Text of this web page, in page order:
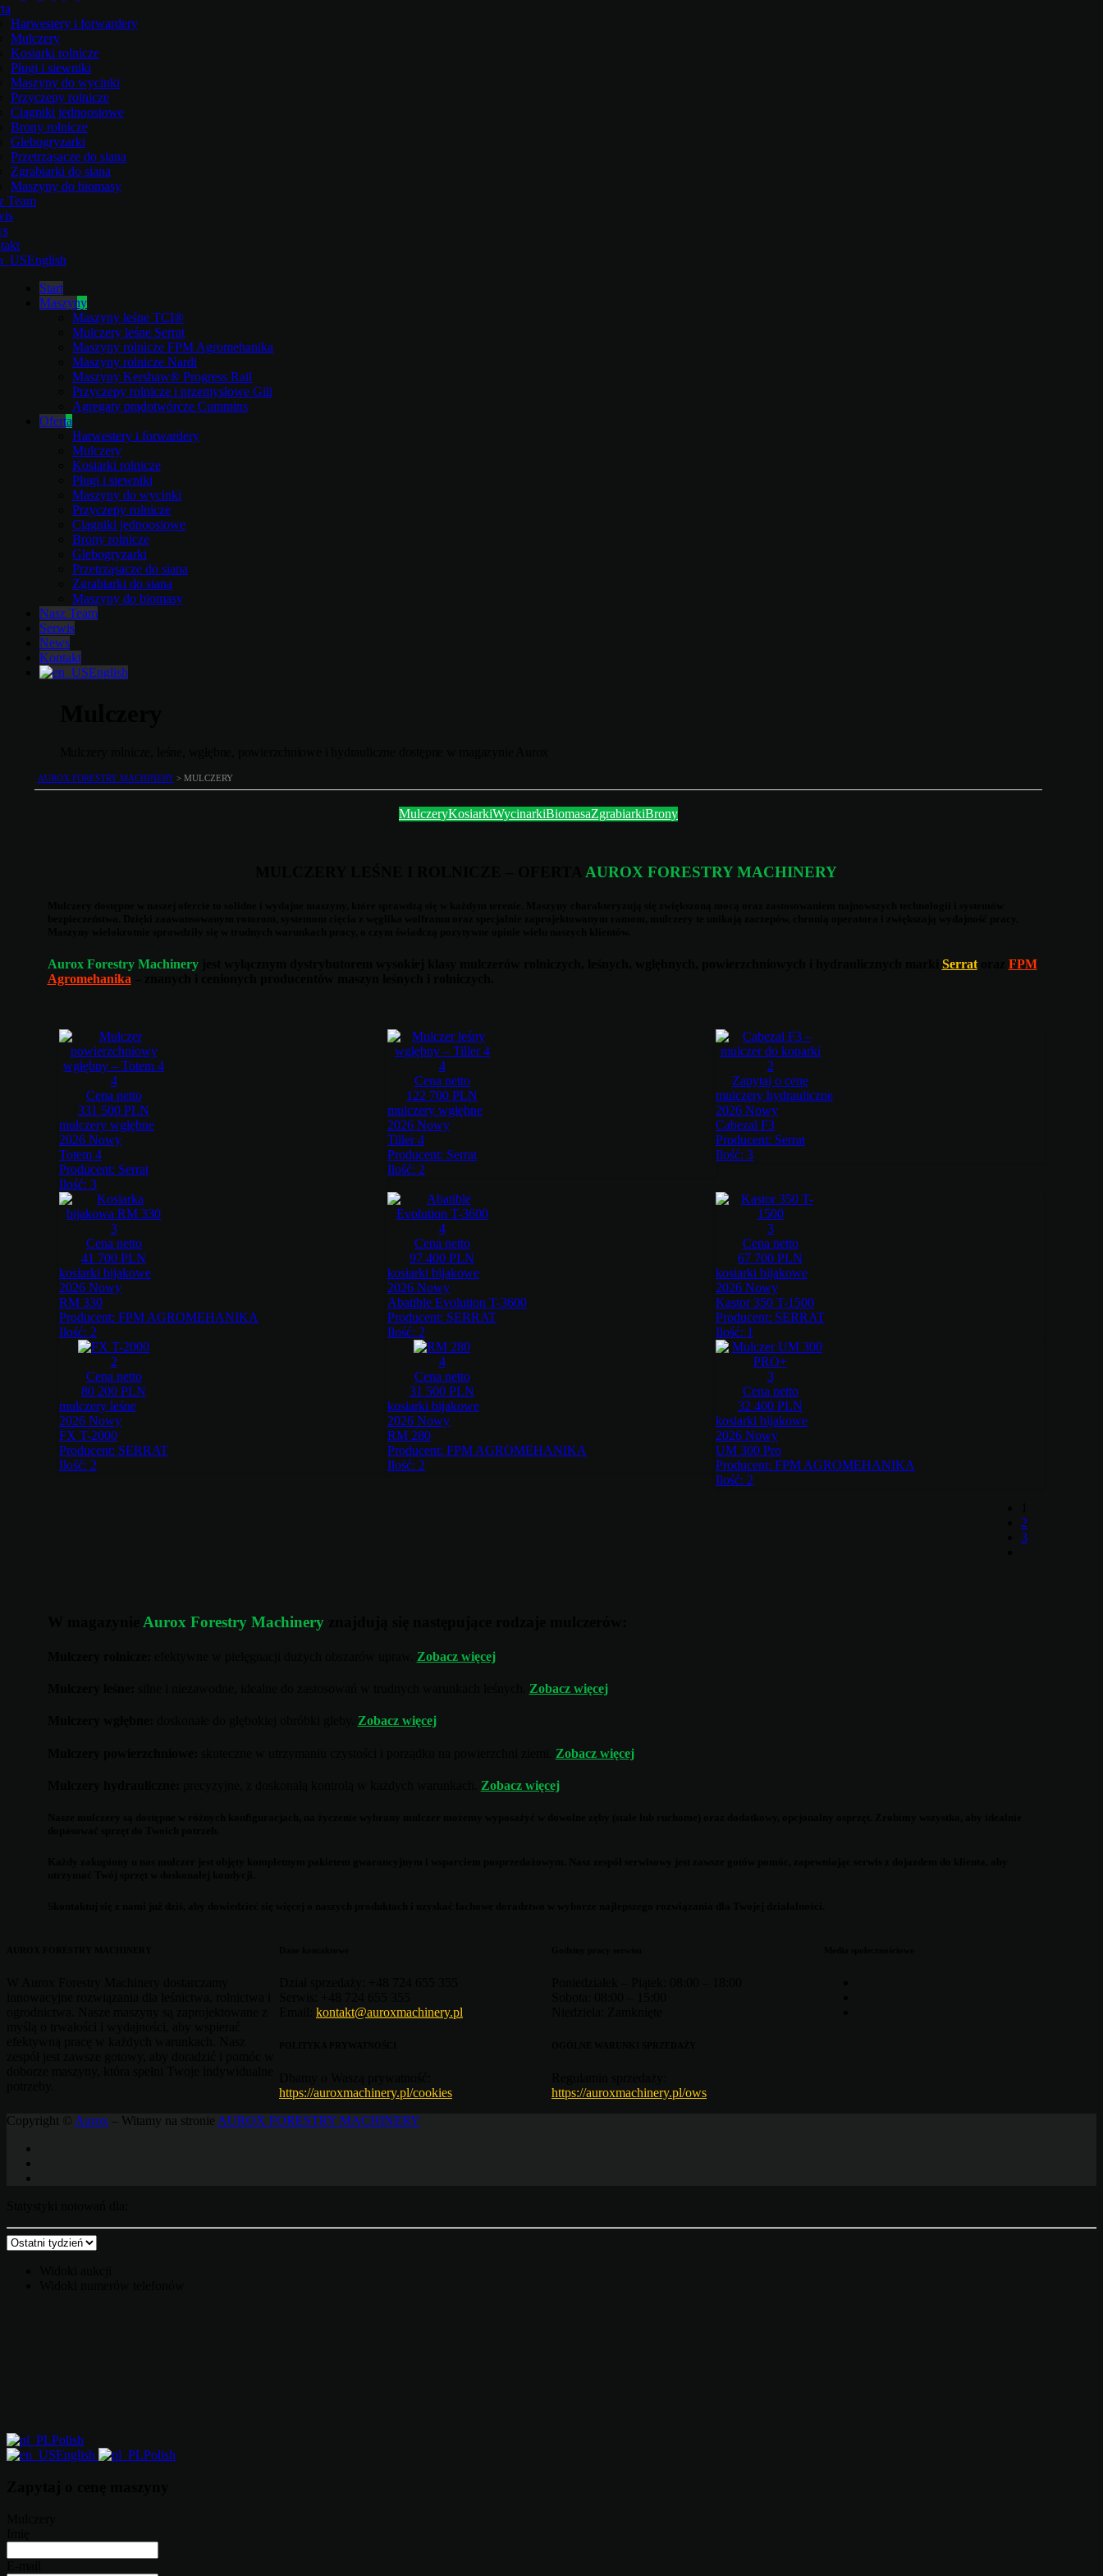
Harwestery i forwardery
Mulczery
Kosiarki rolnicze
Pługi i siewniki
Maszyny do wycinki
Przyczepy rolnicze
Ciągniki jednoosiowe
Brony rolnicze
Glebogryzarki
Przetrząsacze do siana
Zgrabiarki do siana
Maszyny do biomasy
Team
English
Start
Maszyny
Maszyny leśne TCI®
Mulczery leśne Serrat
Maszyny rolnicze FPM Agromehanika
Maszyny rolnicze Nardi
Maszyny Kershaw® Progress Rail
Przyczepy rolnicze i przemysłowe Gili
Agregaty prądotwórcze Cummins
Oferta
Harwestery i forwardery
Mulczery
Kosiarki rolnicze
Pługi i siewniki
Maszyny do wycinki
Przyczepy rolnicze
Ciągniki jednoosiowe
Brony rolnicze
Glebogryzarki
Przetrząsacze do siana
Zgrabiarki do siana
Maszyny do biomasy
Nasz Team
Serwis
News
Kontakt
English
AUROX FORESTRY MACHINERY> MULCZERY
MulczeryKosiarkiWycinarkiBiomasaZgrabiarkiBrony
AUROX FORESTRY MACHINERY
Aurox Forestry Machineryjest wyłącznym dystrybutorem wysokiej klasy mulczerów rolniczych, leśnych, wgłębnych, powierzchniowych i hydraulicznych marki Serratoraz FPM
Agromehanika
4
Cena netto
331 500 PLN
mulczery wgłębne
2026 Nowy
Totem 4
Producent: Serrat
Ilość: 3
4
Cena netto
122 700 PLN
mulczery wgłębne
2026 Nowy
Tiller 4
Producent: Serrat
Ilość: 2
2
Zapytaj o cenę
mulczery hydrauliczne
2026 Nowy
Cabezal F3
Producent: Serrat
Ilość: 3
3
Cena netto
41 700 PLN
kosiarki bijakowe
2026 Nowy
RM 330
Producent: FPM AGROMEHANIKA
Ilość: 2
4
Cena netto
97 400 PLN
kosiarki bijakowe
2026 Nowy
Abatible Evolution T-3600
Producent: SERRAT
Ilość: 2
3
Cena netto
67 700 PLN
kosiarki bijakowe
2026 Nowy
Kastor 350 T-1500
Producent: SERRAT
Ilość: 1
2
Cena netto
80 200 PLN
mulczery leśne
2026 Nowy
FX T-2000
Producent: SERRAT
Ilość: 2
4
Cena netto
31 500 PLN
kosiarki bijakowe
2026 Nowy
RM 280
Producent: FPM AGROMEHANIKA
Ilość: 2
3
Cena netto
32 400 PLN
kosiarki bijakowe
2026 Nowy
UM 300 Pro
Producent: FPM AGROMEHANIKA
Ilość: 2
2
3
Aurox Forestry Machineryznajdują się następujące rodzaje mulczerów:
Zobacz więcej
Zobacz więcej
Zobacz więcej
Zobacz więcej
Zobacz więcej
kontakt@auroxmachinery.pl
https://auroxmachinery.pl/cookies
https://auroxmachinery.pl/ows
Copyright © Aurox – Witamy na stronie AUROX FORESTRY MACHINERY
Polish
English
Polish